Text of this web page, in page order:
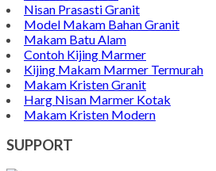
Nisan Prasasti Granit
Model Makam Bahan Granit
Makam Batu Alam
Contoh Kijing Marmer
Kijing Makam Marmer Termurah
Makam Kristen Granit
Harg Nisan Marmer Kotak
Makam Kristen Modern
SUPPORT